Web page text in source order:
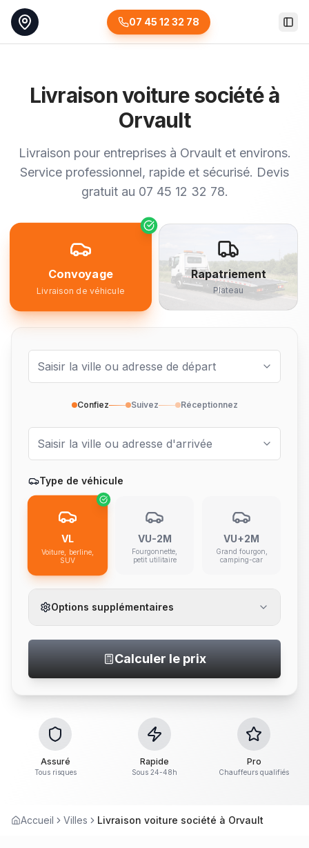
07 45 12 32 78
Livraison voiture société à
Orvault
Livraison pour entreprises à Orvault et environs.
Service professionnel, rapide et sécurisé. Devis
gratuit au 07 45 12 32 78.
Convoyage
Livraison de véhicule
Rapatriement
Plateau
Confiez Suivez Réceptionnez
Type de véhicule
VL
Voiture, berline,
SUV
VU-2M
Fourgonnette,
petit utilitaire
VU+2M
Grand fourgon,
camping-car
Options supplémentaires
Calculer le prix
Assuré
Tous risques
Rapide
Sous 24-48h
Pro
Chauffeurs qualifiés
Accueil Villes Livraison voiture société à Orvault